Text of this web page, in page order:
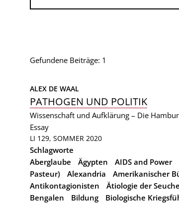
Gefundene Beiträge: 1
ALEX DE WAAL
PATHOGEN UND POLITIK
Wissenschaft und Aufklärung – Die
Essay
LI 129, SOMMER 2020
Schlagworte
Aberglaube
Ägypten AIDS and Power
Pasteur)
Alexandria Amerikanischer
Antikontagionisten
Ätiologie der Seuche
Bengalen
Bildung Biologische